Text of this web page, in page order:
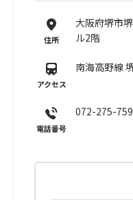
住所
大阪府堺市
ル2階
アクセス
南海高野線
電話番号
072-275-